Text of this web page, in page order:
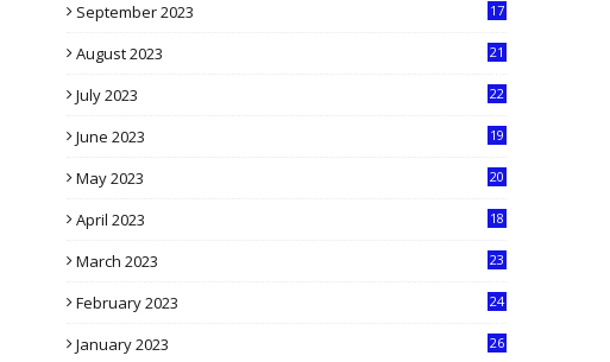
September 2023
17
August 2023
21
July 2023
22
June 2023
19
May 2023
20
April 2023
18
March 2023
23
February 2023
24
January 2023
26